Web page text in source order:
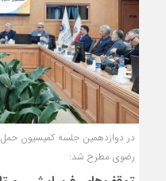
در دوازدهمین جلسه کمیسیون
رضوی مطرح شد: